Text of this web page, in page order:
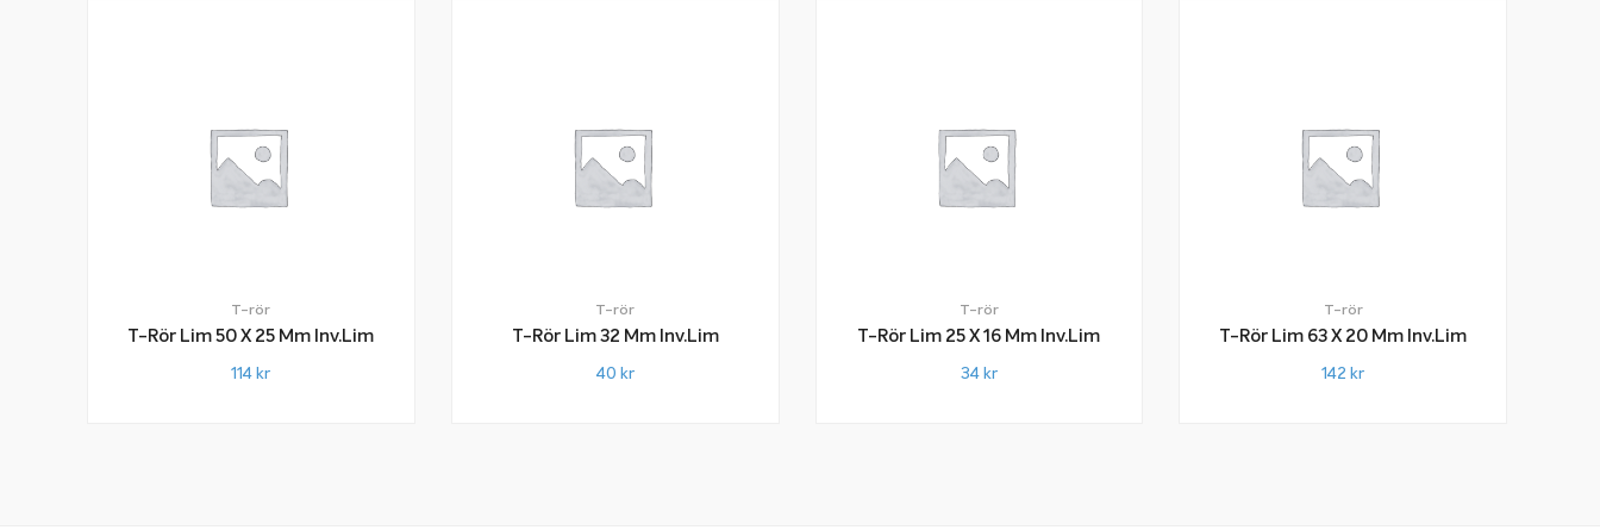
T-rör
T-Rör Lim 50 X 25 Mm Inv.lim
114 kr
T-rör
T-Rör Lim 32 Mm Inv.lim
40 kr
T-rör
T-Rör Lim 25 X 16 Mm Inv.lim
34 kr
T-rör
T-Rör Lim 63 X 20 Mm Inv.lim
142 kr